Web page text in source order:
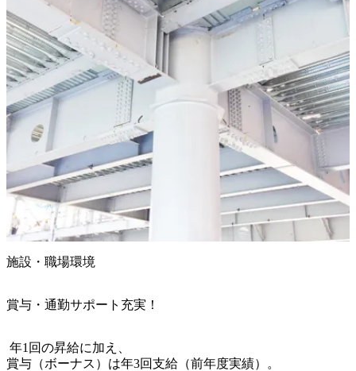
施設・職場環境
賞与・通勤サポート充実！
賞与（ボーナス）は年3回支給（前年度実績）。